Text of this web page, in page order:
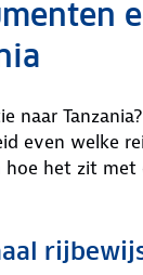
naar
even welke
het zit met